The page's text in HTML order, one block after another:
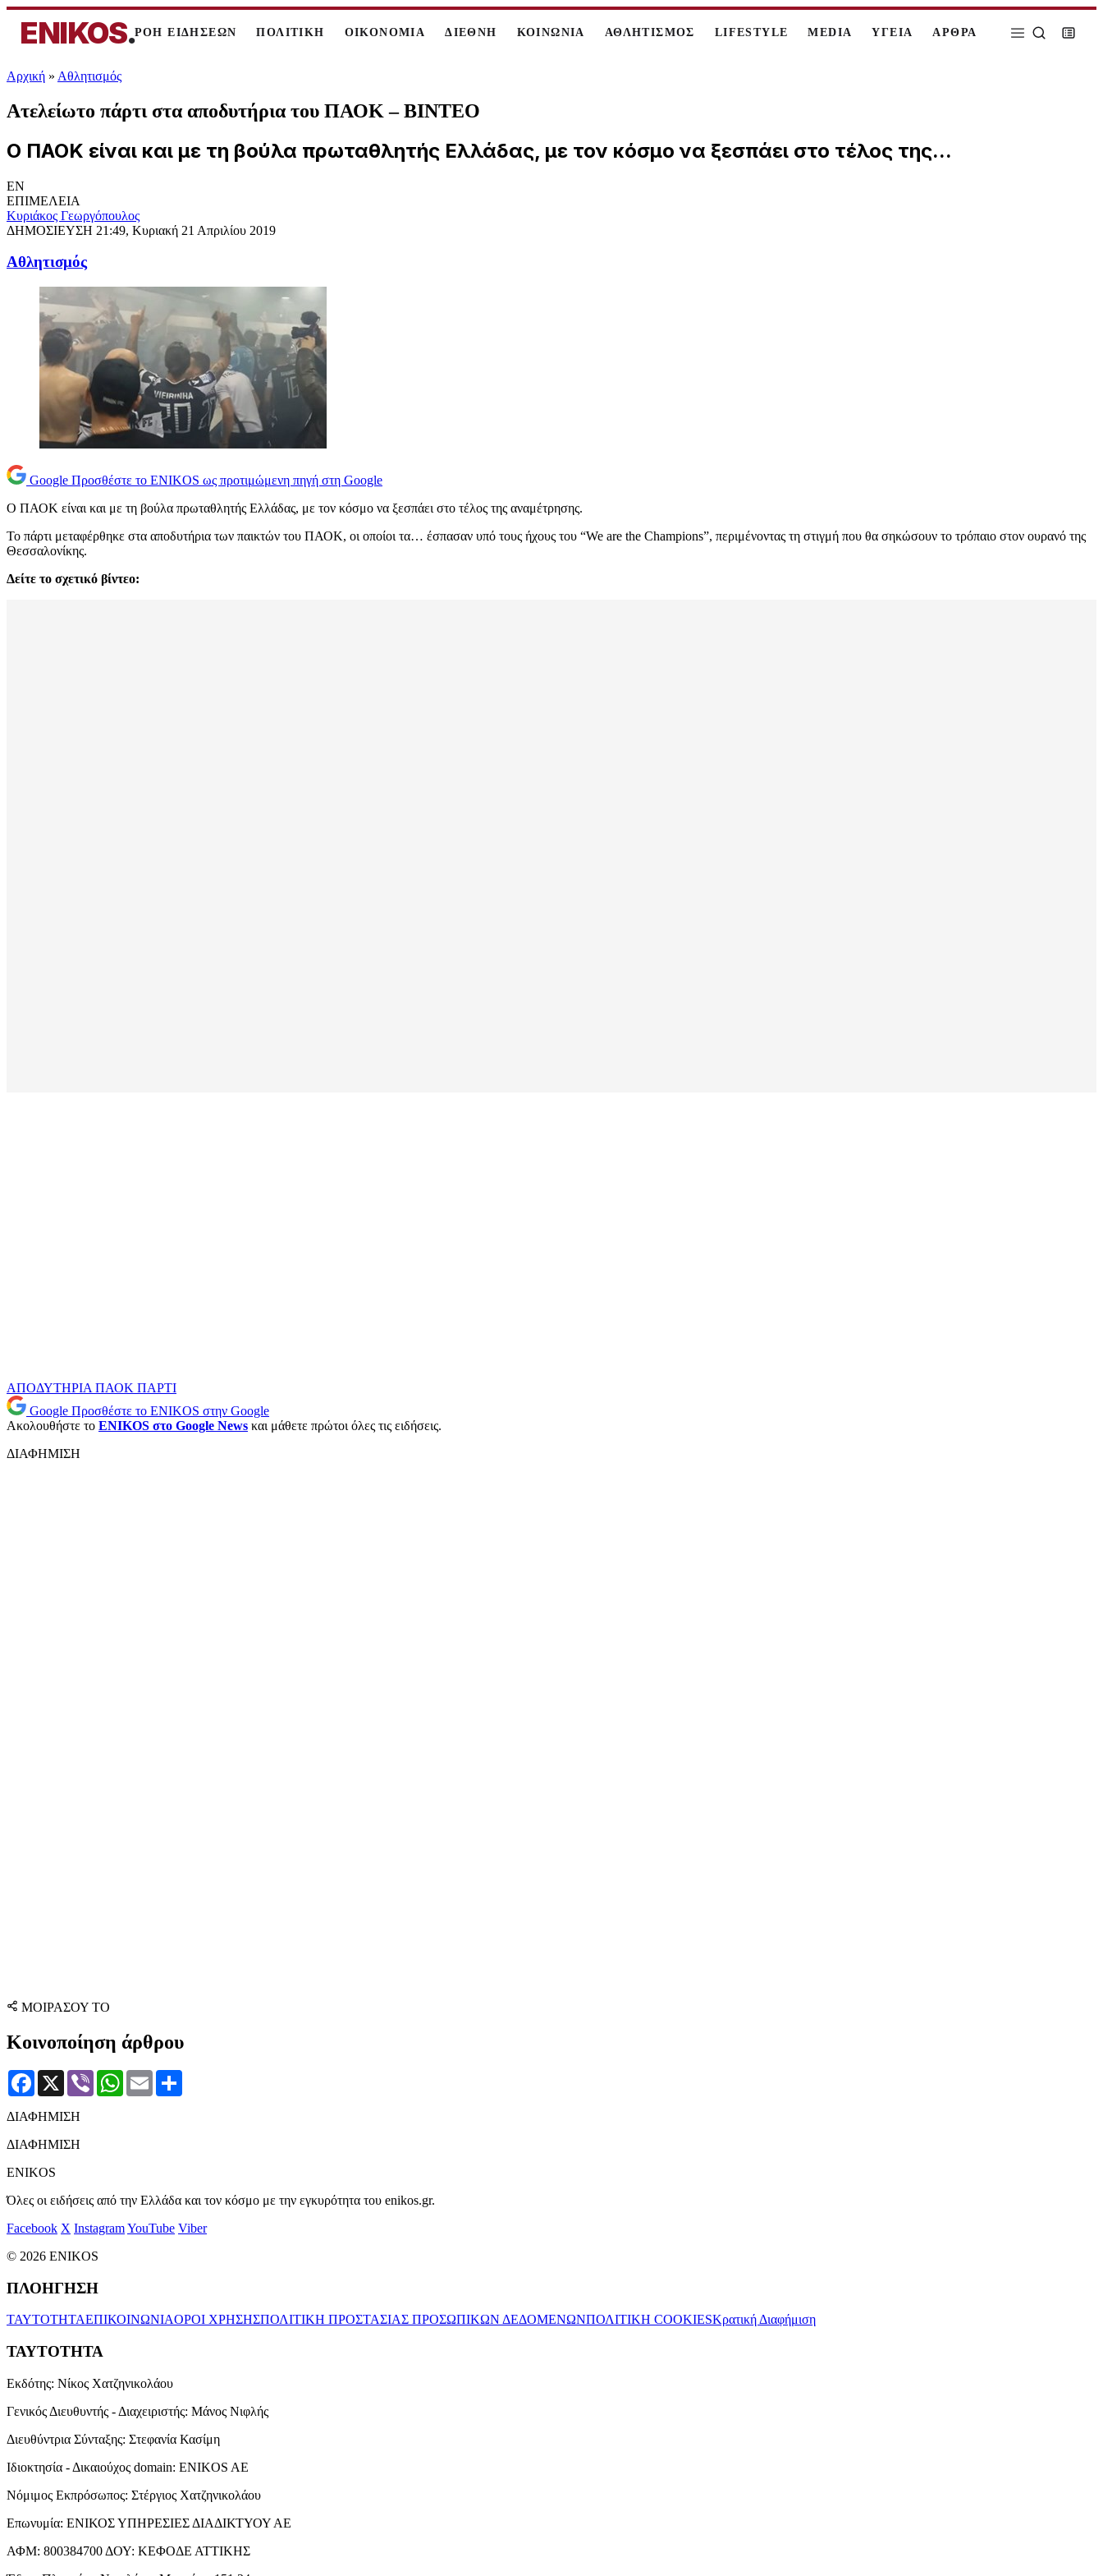
ENIKOS.ΡΟΗ ΕΙΔΗΣΕΩΝ ΠΟΛΙΤΙΚΗ ΟΙΚΟΝΟΜΙΑ ΔΙΕΘΝΗ ΚΟΙΝΩΝΙΑ ΑΘΛΗΤΙΣΜΟΣ LIFESTYLE MEDIA ΥΓΕΙΑ ΑΡΘΡΑ
Αρχική » Αθλητισμός
Ατελείωτο πάρτι στα αποδυτήρια του ΠΑΟΚ – ΒΙΝΤΕΟ
Ο ΠΑΟΚ είναι και με τη βούλα πρωταθλητής Ελλάδας, με τον κόσμο να ξεσπάει στο τέλος της...
EN
ΕΠΙΜΕΛΕΙΑ
Κυριάκος Γεωργόπουλος
ΔΗΜΟΣΙΕΥΣΗ 21:49, Κυριακή 21 Απριλίου 2019
Αθλητισμός
Google Προσθέστε το ENIKOS ως προτιμώμενη πηγή στη Google
Ο ΠΑΟΚ είναι και με τη βούλα πρωταθλητής Ελλάδας, με τον κόσμο να ξεσπάει στο τέλος της αναμέτρησης.
Το πάρτι μεταφέρθηκε στα αποδυτήρια των παικτών του ΠΑΟΚ, οι οποίοι τα… έσπασαν υπό τους ήχους του “We are the Champions”, περιμένοντας τη στιγμή που θα σηκώσουν το τρόπαιο στον ουρανό της
Θεσσαλονίκης.
Δείτε το σχετικό βίντεο:
ΑΠΟΔΥΤΗΡΙΑ ΠΑΟΚ ΠΑΡΤΙ
Google Προσθέστε το ENIKOS στην Google
Ακολουθήστε το ENIKOS στο Google News και μάθετε πρώτοι όλες τις ειδήσεις.
ΔΙΑΦΗΜΙΣΗ
ΜΟΙΡΑΣΟΥ ΤΟ
Κοινοποίηση άρθρου
Facebook
X Viber WhatsApp
Email
ΔΙΑΦΗΜΙΣΗ
ΔΙΑΦΗΜΙΣΗ
ENIKOS
Όλες οι ειδήσεις από την Ελλάδα και τον κόσμο με την εγκυρότητα του enikos.gr.
Facebook X InstagramYouTube Viber
© 2026 ENIKOS
ΠΛΟΗΓΗΣΗ
ΤΑΥΤΟΤΗΤΑΕΠΙΚΟΙΝΩΝΙΑΟΡΟΙ ΧΡΗΣΗΣΠΟΛΙΤΙΚΗ ΠΡΟΣΤΑΣΙΑΣ ΠΡΟΣΩΠΙΚΩΝ ΔΕΔΟΜΕΝΩΝΠΟΛΙΤΙΚΗ COOKIESΚρατική Διαφήμιση
ΤΑΥΤΟΤΗΤΑ
Εκδότης: Νίκος Χατζηνικολάου
Γενικός Διευθυντής - Διαχειριστής: Μάνος Νιφλής
Διευθύντρια Σύνταξης: Στεφανία Κασίμη
Ιδιοκτησία - Δικαιούχος domain: ENIKOS AE
Νόμιμος Εκπρόσωπος: Στέργιος Χατζηνικολάου
Επωνυμία: ΕΝΙΚΟΣ ΥΠΗΡΕΣΙΕΣ ΔΙΑΔΙΚΤΥΟΥ ΑΕ
ΑΦΜ: 800384700 ΔΟΥ: ΚΕΦΟΔΕ ΑΤΤΙΚΗΣ